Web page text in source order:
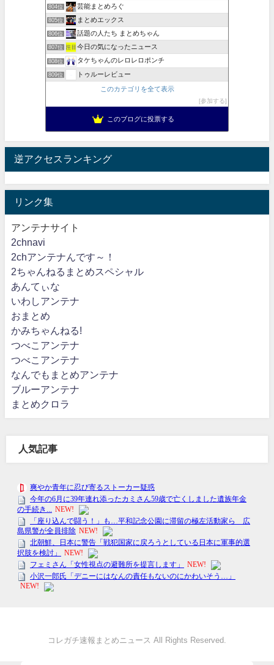
804位 芸能まとめろぐ
805位 まとめエックス
806位 話題の人たち まとめちゃん
807位 今日の気になったニュース
808位 タケちゃんのレロレロポンチ
809位 トゥルーレビュー
このカテゴリを全て表示
参加する
このブログに投票する
逆アクセスランキング
リンク集
アンテナサイト
2chnavi
2chアンテナんです～！
2ちゃんねるまとめスペシャル
あんてぃな
いわしアンテナ
おまとめ
かみちゃんねる!
つべこアンテナ
つべこアンテナ
なんでもまとめアンテナ
ブルーアンテナ
まとめクロラ
人気記事
コレガチ速報まとめニュース All Rights Reserved.